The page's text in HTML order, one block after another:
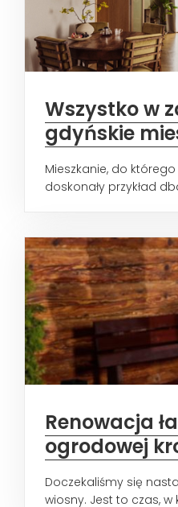
Wszystko w
gdyńskie
Mieszkanie, do
doskonały przykład
Renowacja
ogrodowej
Doczekaliśmy się
wiosny. Jest to czas, w